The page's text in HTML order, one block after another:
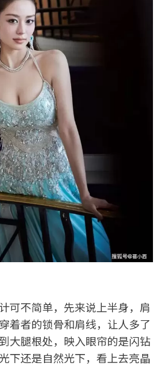
可不简单，先来说上半身，肩
着者的锁骨和肩线，让人多了
大腿根处，映入眼帘的是闪钻
下还是自然光下，看上去亮晶